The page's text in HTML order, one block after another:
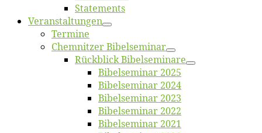
State­ments
Ver­an­stal­tun­gen
Ter­mi­ne
Chemnit­zer Bibelseminar
Rück­blick Bibelseminare
Bi­bel­se­mi­nar 2025
Bi­bel­se­mi­nar 2024
Bi­bel­se­mi­nar 2023
Bi­bel­se­mi­nar 2022
Bi­bel­se­mi­nar 2021